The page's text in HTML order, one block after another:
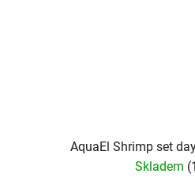
AquaEl Shrimp set
Skladem